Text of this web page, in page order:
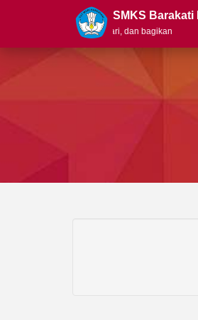
SMKS Barakati
Carilah ilmu, pelajari, dan bagikan